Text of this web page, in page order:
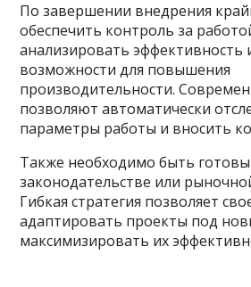
По завершении внедрения
обеспечить контроль за
анализировать эффективность
возможности для повышения
производительности.
позволяют автоматически
параметры работы и вносить
Также необходимо быть
законодательстве или
Гибкая стратегия позволяет
адаптировать проекты под
максимизировать их